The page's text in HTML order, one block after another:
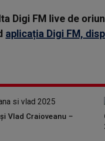
Digi FM live de
aplicația Digi FM,
Vlad Craioveanu –